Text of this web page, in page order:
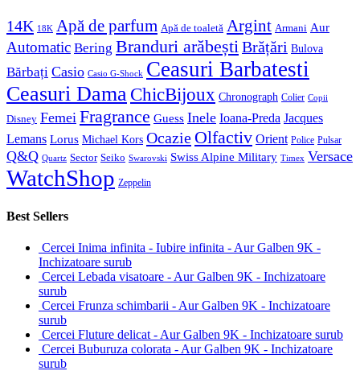
14K 18K Apă de parfum Apă de toaletă Argint Armani Aur
Automatic Bering Branduri arăbeștiBrățări Bulova
Bărbați Casio Casio G-Shock Ceasuri Barbatesti
Ceasuri DamaChicBijoux Chronograph Colier Copii
Disney Femei Fragrance Guess Inele Ioana-Preda Jacques
Lemans Lorus Michael Kors Ocazie Olfactiv Orient Police Pulsar
Q&Q Quartz Sector Seiko Swarovski Swiss Alpine Military Timex Versace
WatchShop Zeppelin
Best Sellers
Cercei Inima infinita - Iubire infinita - Aur Galben 9K -
Inchizatoare surub
Cercei Lebada visatoare - Aur Galben 9K - Inchizatoare
surub
Cercei Frunza schimbarii - Aur Galben 9K - Inchizatoare
surub
Cercei Fluture delicat - Aur Galben 9K - Inchizatoare surub
Cercei Buburuza colorata - Aur Galben 9K - Inchizatoare
surub